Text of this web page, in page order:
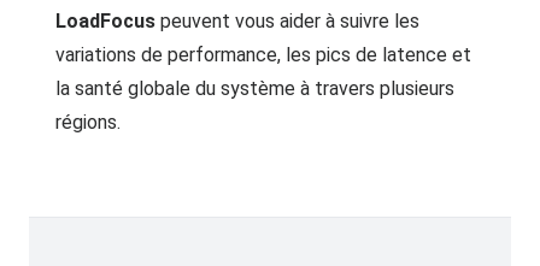
LoadFocus peuvent vous aider à suivre les
variations de performance, les pics de latence et
la santé globale du système à travers plusieurs
régions.